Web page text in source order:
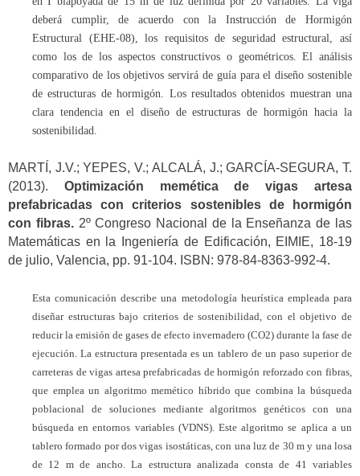
deberá cumplir, de acuerdo con la Instrucción de Hormigón
Estructural (EHE-08), los requisitos de seguridad estructural, así
como los de los aspectos constructivos o geométricos. El análisis
comparativo de los objetivos servirá de guía para el diseño sostenible
de estructuras de hormigón. Los resultados obtenidos muestran una
clara tendencia en el diseño de estructuras de hormigón hacia la
sostenibilidad.
MARTÍ, J.V.; YEPES, V.; ALCALÁ, J.; GARCÍA-SEGURA, T.
(2013). Optimización memética de vigas artesa
prefabricadas con criterios sostenibles de hormigón
con fibras.2º Congreso Nacional de la Enseñanza de las
Matemáticas en la Ingeniería de Edificación, EIMIE, 18-19
de julio, Valencia, pp. 91-104. ISBN: 978-84-8363-992-4.
Esta comunicación describe una metodología heurística empleada para
diseñar estructuras bajo criterios de sostenibilidad, con el objetivo de
reducir la emisión de gases de efecto invernadero (CO2) durante la fase de
ejecución. La estructura presentada es un tablero de un paso superior de
carreteras de vigas artesa prefabricadas de hormigón reforzado con fibras,
que emplea un algoritmo memético híbrido que combina la búsqueda
poblacional de soluciones mediante algoritmos genéticos con una
búsqueda en entornos variables (VDNS). Este algoritmo se aplica a un
tablero formado por dos vigas isostáticas, con una luz de 30 m y una losa
de 12 m de ancho. La estructura analizada consta de 41 variables